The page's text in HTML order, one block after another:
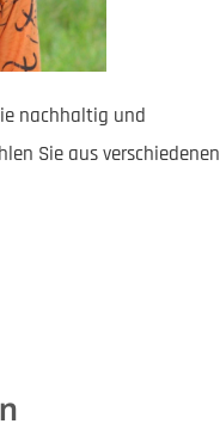
nachhaltig und
Sie aus verschiedenen